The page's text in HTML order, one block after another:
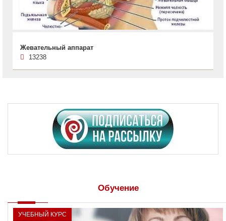
Жевательный аппарат
13238
Обучение
УЧЕБНЫЙ КУРС